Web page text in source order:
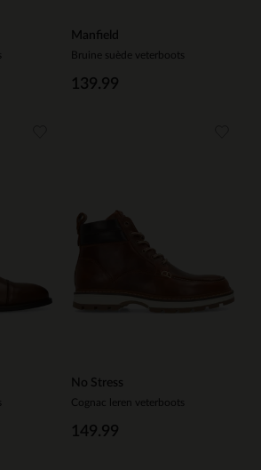
Manfield
Bruine suède veterboots
139.99
No Stress
Cognac leren veterboots
149.99